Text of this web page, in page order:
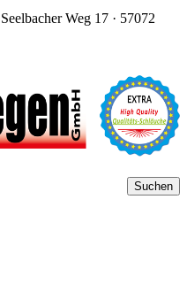
Seelbacher Weg 17 · 57072